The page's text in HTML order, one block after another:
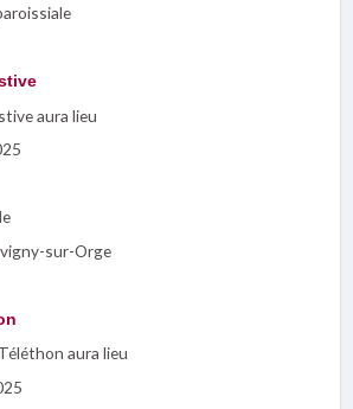
aura lieu
sur-Orge
aura lieu